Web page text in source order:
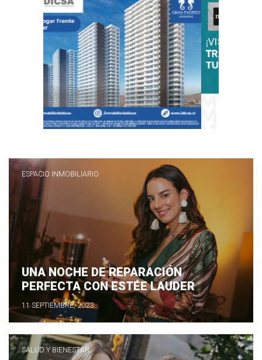
ESPACIO INMOBILIARIO
UNA NOCHE DE REPARACIÓN
PERFECTA CON ESTÉE LAUDER
11 SEPTIEMBRE, 2023
SALUD Y BIENESTAR